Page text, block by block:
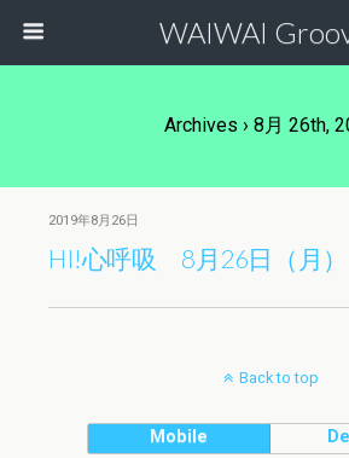
WAIWAI
Archives › 8月 26th,
2019年8月26日
HI!心呼吸 8月26日（月）
Back to top
Mobile